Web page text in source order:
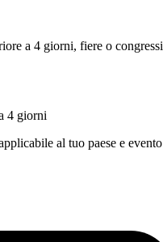
a 4 giorni, fiere o congressi
4 giorni
al tuo paese e evento